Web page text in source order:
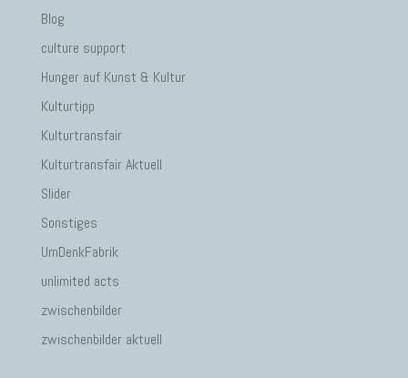
Blog
culture support
Hunger auf Kunst & Kultur
Kulturtipp
Kulturtransfair
Kulturtransfair Aktuell
Slider
Sonstiges
UmDenkFabrik
unlimited acts
zwischenbilder
zwischenbilder aktuell